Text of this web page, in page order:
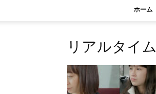
ホーム
リアルタイム